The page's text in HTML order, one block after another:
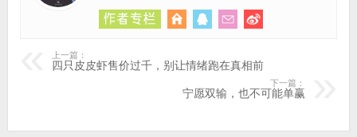
上一篇：
四只皮皮虾售价过千，别让情绪跑在真相前
下一篇：
宁愿双输，也不可能单赢